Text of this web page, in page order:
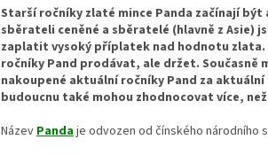
Starší ročníky zlaté mince Panda začínají být
sběrateli ceněné a sběratelé (hlavně z Asie)
zaplatit vysoký příplatek nad hodnotu
ročníky Pand prodávat, ale držet. Současně
nakoupené aktuální ročníky Pand za
budoucnu také mohou zhodnocovat více,
NázevPandaje odvozen od čínského národního